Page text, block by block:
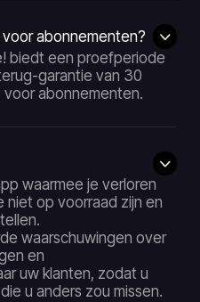
abonnementen?
biedt een proefperiode
garantie van 30
abonnementen.
waarmee je verloren
op voorraad zijn en
waarschuwingen over
en
uw klanten, zodat u
u anders zou missen.